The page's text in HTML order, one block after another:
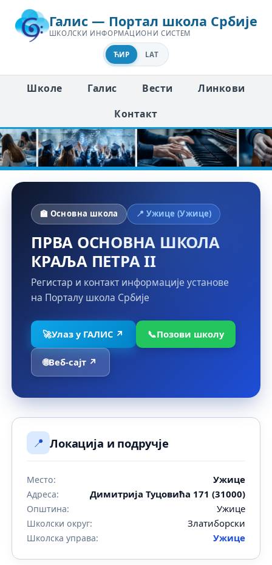
Галис — Портал школа Србије
ШКОЛСКИ ИНФОРМАЦИОНИ СИСТЕМ
ЋИР LAT
Школе Галис Вести
Линкови
Контакт
🏫 Основна школа 📍 Ужице (Ужице)
ПРВА ОСНОВНА ШКОЛА
КРАЉА ПЕТРА II
Регистар и контакт информације установе
на Порталу школа Србије
🚀Улаз у ГАЛИС ↗ 📞Позови школу
🌐Веб-сајт ↗
📍 Локација и подручје
Место: Ужице
Адреса: Димитрија Туцовића 171 (31000)
Општина: Ужице
Школски округ: Златиборски
Школска управа: Ужице